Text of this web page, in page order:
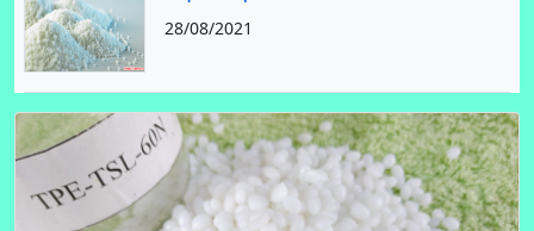
28/08/2021